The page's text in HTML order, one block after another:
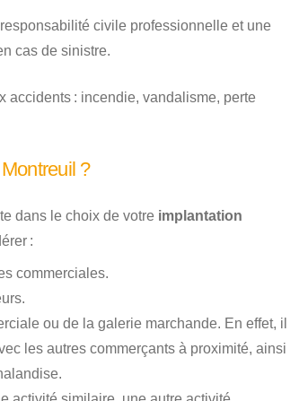
civile professionnelle et une
cas de sinistre.
accidents : incendie, vandalisme, perte
?
dans le choix de votre implantation
:
commerciales.
ou de la galerie marchande. En effet, il
les autres commerçants à proximité, ainsi